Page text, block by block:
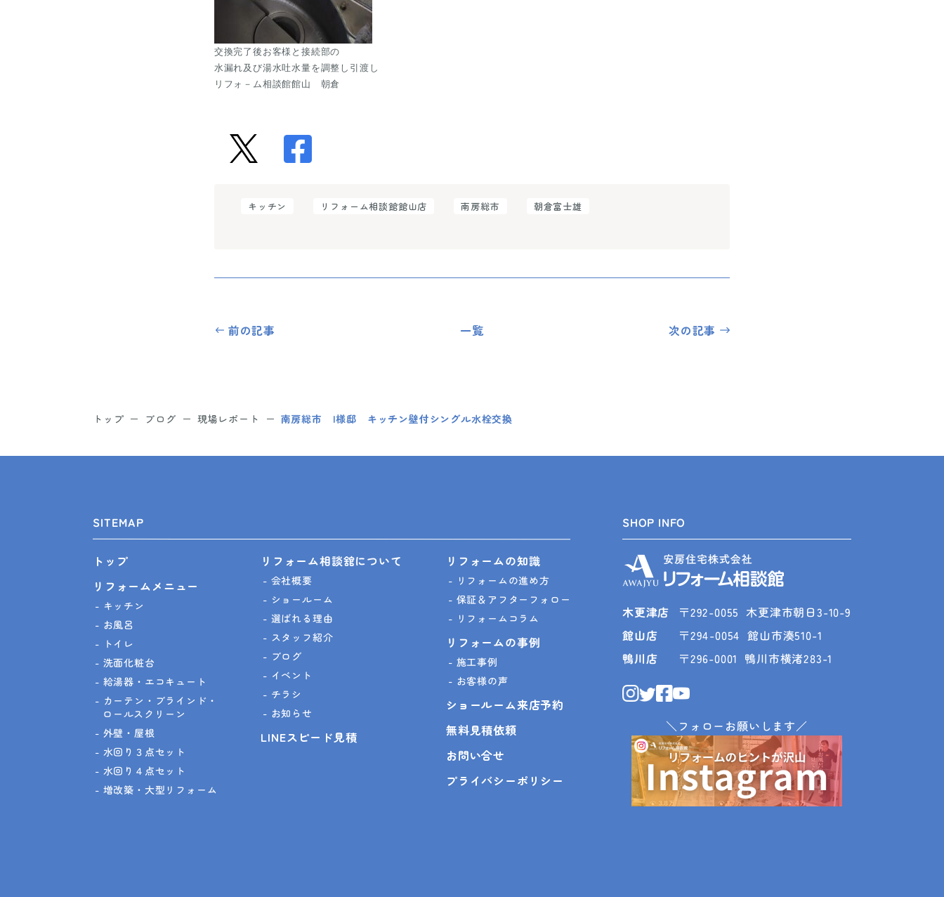
交換完了後お客様と接続部の
水漏れ及び湯水吐水量を調整し引渡し
リフォ－ム相談館館山　朝倉
キッチン リフォーム相談館館山店 南房総市 朝倉富士雄
前の記事 一覧 次の記事
トップ ブログ 現場レポート 南房総市 I様邸 キッチン壁付シングル水栓交換
SITEMAP
トップ
リフォームメニュー
キッチン
お風呂
トイレ
洗面化粧台
給湯器・エコキュート
カーテン・ブラインド・
ロールスクリーン
外壁・屋根
水回り３点セット
水回り４点セット
増改築・大型リフォーム
リフォーム相談舘について
会社概要
ショールーム
選ばれる理由
スタッフ紹介
ブログ
イベント
チラシ
お知らせ
LINEスピード見積
リフォームの知識
リフォームの進め方
保証＆アフターフォロー
リフォームコラム
リフォームの事例
施工事例
お客様の声
ショールーム来店予約
無料見積依頼
お問い合せ
プライバシーポリシー
SHOP INFO
木更津店 〒292-0055 木更津市朝日3-10-9
館山店 〒294-0054 館山市湊510-1
鴨川店 〒296-0001 鴨川市横渚283-1
＼フォローお願いします／